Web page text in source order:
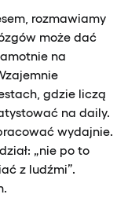
rozmawiamy
może dać
na
gdzie liczą
na daily.
wydajnie.
„nie po to
z ludźmi”.